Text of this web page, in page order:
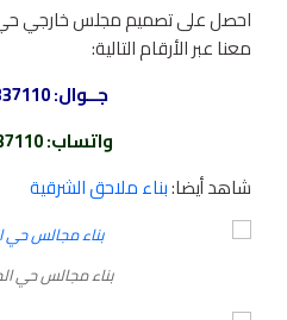
احصل على تصميم مجلس خارجي حي
معنا عبر الأرقام التالية:
جــوال:
واتساب:
شاهد أيضا:بناء ملاحق الشرقية
بناء مجالس حي